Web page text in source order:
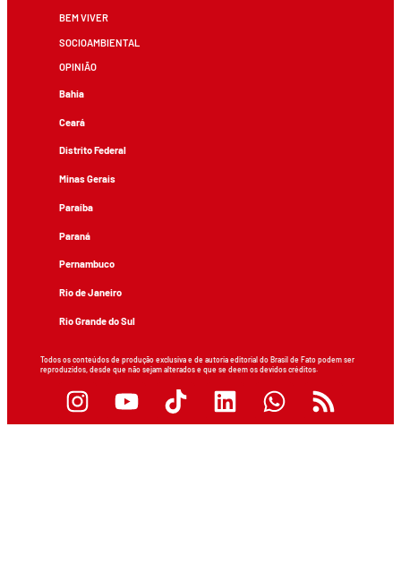
BEM VIVER
SOCIOAMBIENTAL
OPINIÃO
Bahia
Ceará
Distrito Federal
Minas Gerais
Paraíba
Paraná
Pernambuco
Rio de Janeiro
Rio Grande do Sul
Todos os conteúdos de produção exclusiva e de autoria editorial do Brasil de Fato podem ser
reproduzidos, desde que não sejam alterados e que se deem os devidos créditos.